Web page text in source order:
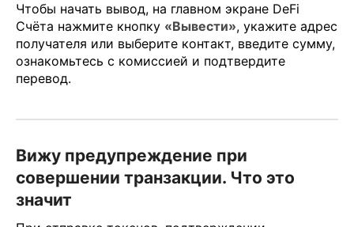
Чтобы начать вывод, на главном экране DeFi
Счёта нажмите кнопку «Вывести», укажите адрес
получателя или выберите контакт, введите сумму,
ознакомьтесь с комиссией и подтвердите
перевод.
Вижу предупреждение при
совершении транзакции. Что это
значит